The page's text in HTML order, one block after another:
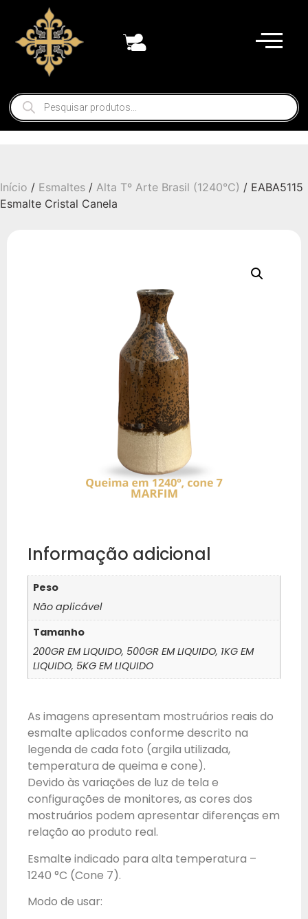
Início / Esmaltes / Alta Tº Arte Brasil (1240°C) / EABA5115
Esmalte Cristal Canela
Informação adicional
Peso
Não aplicável
Tamanho
200GR EM LIQUIDO, 500GR EM LIQUIDO, 1KG EM
LIQUIDO, 5KG EM LIQUIDO
As imagens apresentam mostruários reais do
esmalte aplicados conforme descrito na
legenda de cada foto (argila utilizada,
temperatura de queima e cone).
Devido às variações de luz de tela e
configurações de monitores, as cores dos
mostruários podem apresentar diferenças em
relação ao produto real.
Esmalte indicado para alta temperatura –
1240 °C (Cone 7).
Modo de usar: